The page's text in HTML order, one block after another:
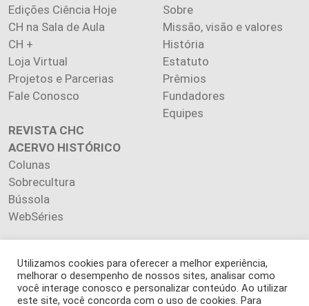
Edições Ciência Hoje
CH na Sala de Aula
CH +
Loja Virtual
Projetos e Parcerias
Fale Conosco
Sobre
Missão, visão e valores
História
Estatuto
Prêmios
Fundadores
Equipes
REVISTA CHC
ACERVO HISTÓRICO
Colunas
Sobrecultura
Bússola
WebSéries
Copyright 2026 INSTITUTO CIÊNCIA HOJE. Todos os direitos
reservados.
Utilizamos cookies para oferecer a melhor experiência,
melhorar o desempenho de nossos sites, analisar como
você interage conosco e personalizar conteúdo. Ao utilizar
este site, você concorda com o uso de cookies. Para